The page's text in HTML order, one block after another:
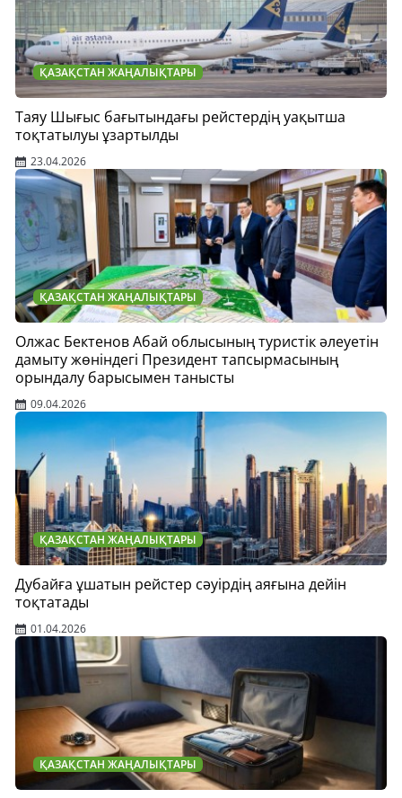
ҚАЗАҚСТАН ЖАҢАЛЫҚТАРЫ
Таяу Шығыс бағытындағы рейстердің уақытша
тоқтатылуы ұзартылды
23.04.2026
ҚАЗАҚСТАН ЖАҢАЛЫҚТАРЫ
Олжас Бектенов Абай облысының туристік әлеуетін
дамыту жөніндегі Президент тапсырмасының
орындалу барысымен танысты
09.04.2026
ҚАЗАҚСТАН ЖАҢАЛЫҚТАРЫ
Дубайға ұшатын рейстер сәуірдің аяғына дейін
тоқтатады
01.04.2026
ҚАЗАҚСТАН ЖАҢАЛЫҚТАРЫ